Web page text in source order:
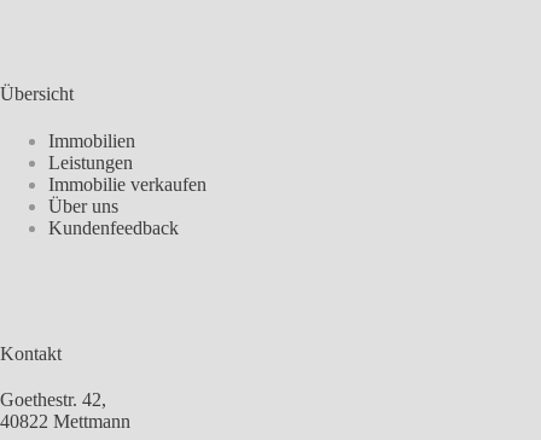
Übersicht
Immobilien
Leistungen
Immobilie verkaufen
Über uns
Kundenfeedback
Kontakt
Goethestr. 42,
40822 Mettmann